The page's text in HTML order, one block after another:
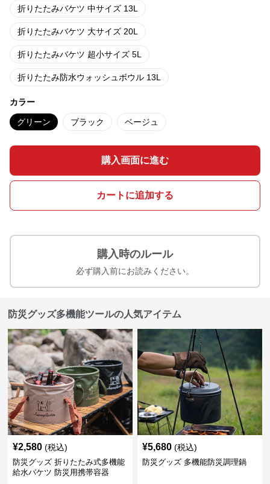
折りたたみバケツ 中サイズ 13L
折りたたみバケツ 大サイズ 20L
折りたたみバケツ 超小サイズ 5L
折りたたみ防水ウォッシュボウル 13L
カラー
グリーン ブラック ベージュ
購入画面に進む
カートに追加する
購入時のルール
必ず購入前にお読みください。
防災グッズ多機能ツールの人気アイテム
¥2,580 (税込)
防災グッズ 折りたたみ式多機能
給水バケツ 防災用携帯容器
¥5,680 (税込)
防災グッズ 多機能防災調理鍋